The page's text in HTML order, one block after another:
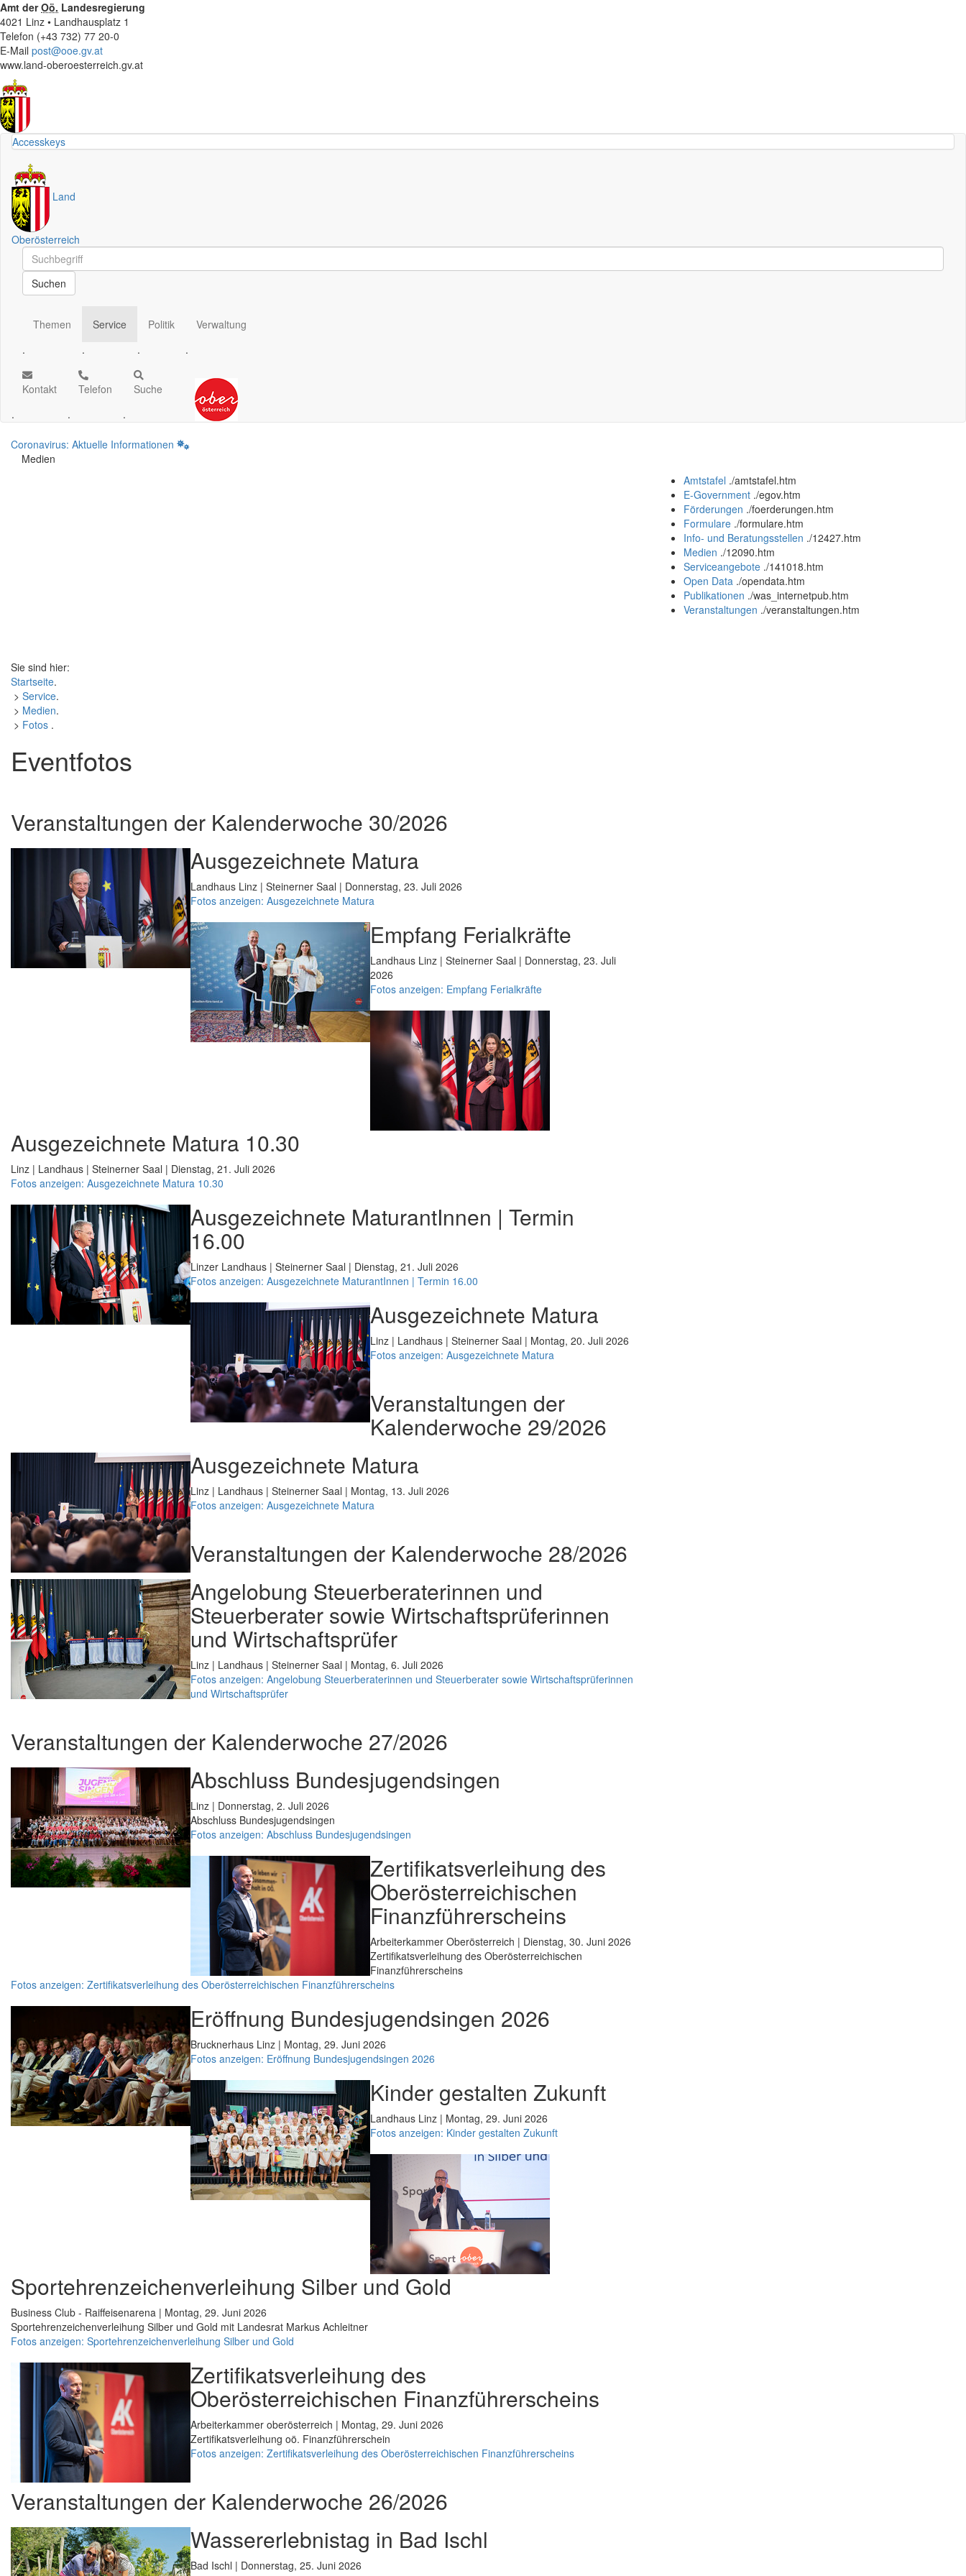
Amt derOö. Landesregierung
4021 Linz • Landhausplatz 1
Telefon (+43 732) 77 20-0
E-Mail post@ooe.gv.at
www.land-oberoesterreich.gv.at
Accesskeys
Land
Oberösterreich
Schnellsuche
Schnellsuche
Suchen
Themen
.
Service
.
Politik
.
Verwaltung
.
Kontakt
.
Telefon
.
Suche
.
Coronavirus: Aktuelle Informationen
Medien
Amtstafel ./amtstafel.htm
E-Government ./egov.htm
Förderungen ./foerderungen.htm
Formulare ./formulare.htm
Info- und Beratungsstellen ./12427.htm
Medien ./12090.htm
Serviceangebote ./141018.htm
Open Data ./opendata.htm
Publikationen ./was_internetpub.htm
Veranstaltungen ./veranstaltungen.htm
Sie sind hier:
Startseite.
> Service.
> Medien.
> Fotos .
Eventfotos
Veranstaltungen der Kalenderwoche 30/2026
Ausgezeichnete Matura
Landhaus Linz | Steinerner Saal | Donnerstag, 23. Juli 2026
Fotos anzeigen: Ausgezeichnete Matura
Empfang Ferialkräfte
Landhaus Linz | Steinerner Saal | Donnerstag, 23. Juli
2026
Fotos anzeigen: Empfang Ferialkräfte
Ausgezeichnete Matura 10.30
Linz | Landhaus | Steinerner Saal | Dienstag, 21. Juli 2026
Fotos anzeigen: Ausgezeichnete Matura 10.30
Ausgezeichnete MaturantInnen | Termin
16.00
Linzer Landhaus | Steinerner Saal | Dienstag, 21. Juli 2026
Fotos anzeigen: Ausgezeichnete MaturantInnen | Termin 16.00
Ausgezeichnete Matura
Linz | Landhaus | Steinerner Saal | Montag, 20. Juli 2026
Fotos anzeigen: Ausgezeichnete Matura
Veranstaltungen der
Kalenderwoche 29/2026
Ausgezeichnete Matura
Linz | Landhaus | Steinerner Saal | Montag, 13. Juli 2026
Fotos anzeigen: Ausgezeichnete Matura
Veranstaltungen der Kalenderwoche 28/2026
Angelobung Steuerberaterinnen und
Steuerberater sowie Wirtschaftsprüferinnen
und Wirtschaftsprüfer
Linz | Landhaus | Steinerner Saal | Montag, 6. Juli 2026
Fotos anzeigen: Angelobung Steuerberaterinnen und Steuerberater sowie Wirtschaftsprüferinnen
und Wirtschaftsprüfer
Veranstaltungen der Kalenderwoche 27/2026
Abschluss Bundesjugendsingen
Linz | Donnerstag, 2. Juli 2026
Abschluss Bundesjugendsingen
Fotos anzeigen: Abschluss Bundesjugendsingen
Zertifikatsverleihung des
Oberösterreichischen
Finanzführerscheins
Arbeiterkammer Oberösterreich | Dienstag, 30. Juni 2026
Zertifikatsverleihung des Oberösterreichischen
Finanzführerscheins
Fotos anzeigen: Zertifikatsverleihung des Oberösterreichischen Finanzführerscheins
Eröffnung Bundesjugendsingen 2026
Brucknerhaus Linz | Montag, 29. Juni 2026
Fotos anzeigen: Eröffnung Bundesjugendsingen 2026
Kinder gestalten Zukunft
Landhaus Linz | Montag, 29. Juni 2026
Fotos anzeigen: Kinder gestalten Zukunft
Sportehrenzeichenverleihung Silber und Gold
Business Club - Raiffeisenarena | Montag, 29. Juni 2026
Sportehrenzeichenverleihung Silber und Gold mit Landesrat Markus Achleitner
Fotos anzeigen: Sportehrenzeichenverleihung Silber und Gold
Zertifikatsverleihung des
Oberösterreichischen Finanzführerscheins
Arbeiterkammer oberösterreich | Montag, 29. Juni 2026
Zertifikatsverleihung oö. Finanzführerschein
Fotos anzeigen: Zertifikatsverleihung des Oberösterreichischen Finanzführerscheins
Veranstaltungen der Kalenderwoche 26/2026
Wassererlebnistag in Bad Ischl
Bad Ischl | Donnerstag, 25. Juni 2026